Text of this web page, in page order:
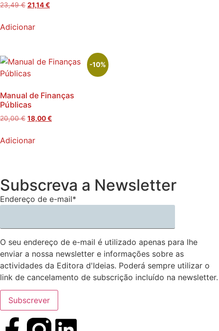
23,49€ 21,14€
Adicionar
-10%
Manual de Finanças
Públicas
20,00€ 18,00€
Adicionar
Subscreva a Newsletter
Endereço de e-mail*
O seu endereço de e-mail é utilizado apenas para lhe
enviar a nossa newsletter e informações sobre as
actividades da Editora d'Ideias. Poderá sempre utilizar o
link de cancelamento de subscrição incluído na newsletter.